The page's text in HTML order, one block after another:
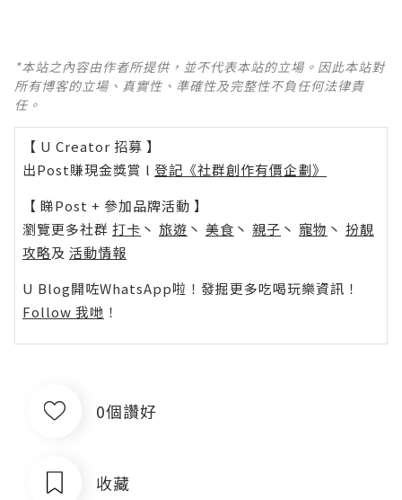
*本站之內容由作者所提供，並不代表本站的立場。因此本站對
所有博客的立場、真實性、準確性及完整性不負任何法律責
任。
【 U Creator 招募 】
出Post賺現金獎賞 l 登記《社群創作有價企劃》
【 睇Post + 參加品牌活動 】
瀏覽更多社群 打卡 丶 旅遊 丶 美食 丶 親子 丶 寵物 丶 扮靚
攻略及 活動情報
U Blog開咗WhatsApp啦！發掘更多吃喝玩樂資訊！
Follow 我哋 ！
0個讚好
收藏